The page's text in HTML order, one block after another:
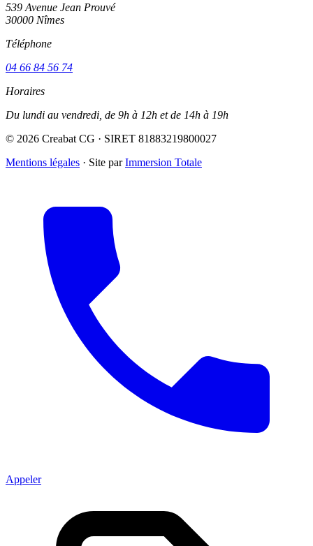
539 Avenue Jean Prouvé
30000 Nîmes
Téléphone
04 66 84 56 74
Horaires
Du lundi au vendredi, de 9h à 12h et de 14h à 19h
© 2026 Creabat CG · SIRET 81883219800027
Mentions légales · Site parImmersion Totale
Appeler